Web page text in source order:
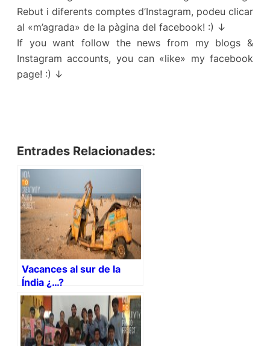
Rebut i diferents comptes d’Instagram, podeu clicar
al «m’agrada» de la pàgina del facebook! :) ↓
If you want follow the news from my blogs &
Instagram accounts, you can «like» my facebook
page! :) ↓
Entrades Relacionades:
Vacances al sur de la
Índia ¿…?